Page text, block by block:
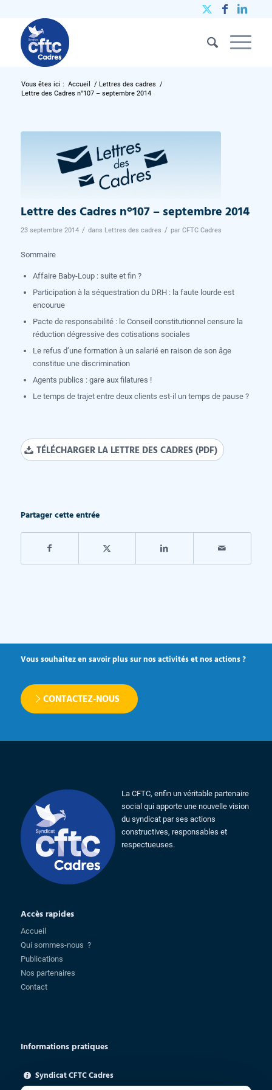
Vous êtes ici : Accueil / Lettres des cadres /
Lettre des Cadres n°107 – septembre 2014
Lettre des Cadres n°107 – septembre 2014
23 septembre 2014 / dans Lettres des cadres / par CFTC Cadres
Sommaire
Affaire Baby-Loup : suite et fin ?
Participation à la séquestration du DRH : la faute lourde est
encourue
Pacte de responsabilité : le Conseil constitutionnel censure la
réduction dégressive des cotisations sociales
Le refus d’une formation à un salarié en raison de son âge
constitue une discrimination
Agents publics : gare aux filatures !
Le temps de trajet entre deux clients est-il un temps de pause ?
TÉLÉCHARGER LA LETTRE DES CADRES (PDF)
Partager cette entrée
Vous souhaitez en savoir plus sur nos activités et nos actions ?
CONTACTEZ-NOUS
La CFTC, enfin un véritable partenaire
social qui apporte une nouvelle vision
du syndicat par ses actions
constructives, responsables et
respectueuses.
Accès rapides
Accueil
Qui sommes-nous ?
Publications
Nos partenaires
Contact
Informations pratiques
Syndicat CFTC Cadres